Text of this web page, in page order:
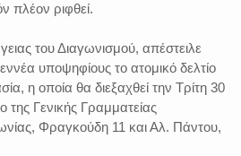
πλέον ριφθεί.
του Διαγωνισμού, απέστειλε
υποψηφίους το ατομικό δελτίο
η οποία θα διεξαχθεί την Τρίτη 30
της Γενικής Γραμματείας
Φραγκούδη 11 και Αλ. Πάντου,